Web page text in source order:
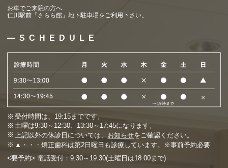
お車でご来院の方へ
仁川駅前「さらら館」地下駐車場をご利用下さい。
SCHEDULE
受付時間は、19:15までです。
土曜は9:30～12:30、13:30～17:45になります。
上記以外の休診日については、 お知らせをご確認ください。
▲・・・矯正歯科は第2日曜日も診療しています。※事前予約必要
<要予約> 電話受付：9:30～19:30(土曜日は18:00まで)